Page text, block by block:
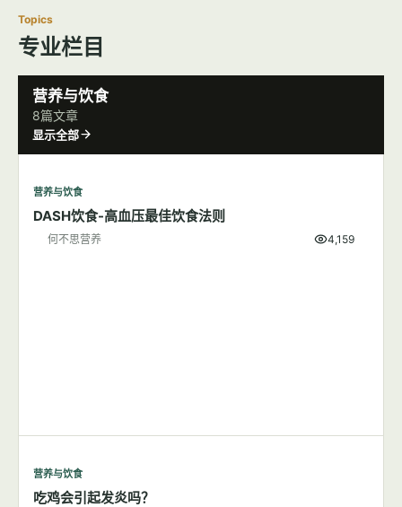
Topics
专业栏目
营养与饮食
8篇文章
显示全部
营养与饮食
DASH饮食-高血压最佳饮食法则
何不思营养 4,159
营养与饮食
吃鸡会引起发炎吗？